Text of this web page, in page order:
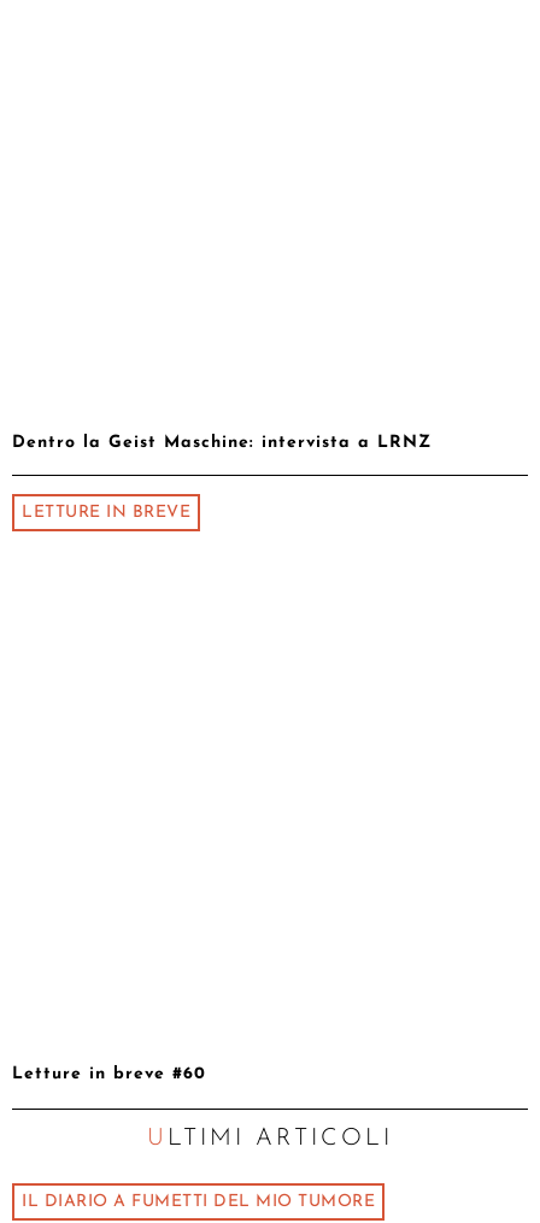
Dentro la Geist Maschine: intervista a LRNZ
LETTURE IN BREVE
Letture in breve #60
ULTIMI ARTICOLI
IL DIARIO A FUMETTI DEL MIO TUMORE